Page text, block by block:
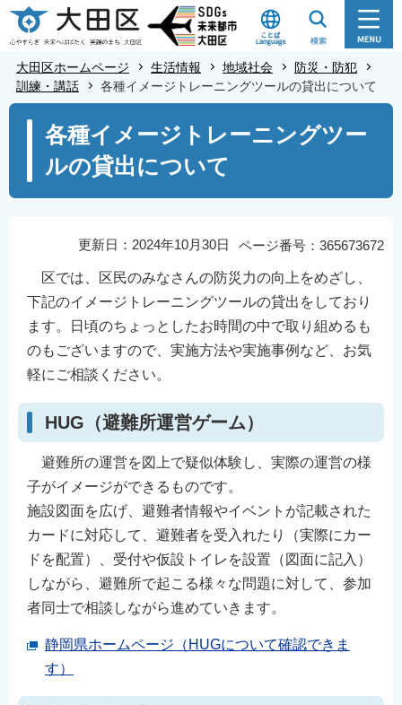
こ
の
ジ
大田区ホームページ 生活情報 地域社会
防災・防犯
訓練・講話
各種イメージトレーニングツールの貸出について
各種イメージトレーニングツー
ルの貸出について
ページ番号：365673672
更新日：2024年10月30日
区では、区民のみなさんの防災力の向上をめざし、
下記のイメージトレーニングツールの貸出をしており
ます。日頃のちょっとしたお時間の中で取り組めるも
のもございますので、実施方法や実施事例など、お気
軽にご相談ください。
HUG（避難所運営ゲーム）
避難所の運営を図上で疑似体験し、実際の運営の様
子がイメージができるものです。
施設図面を広げ、避難者情報やイベントが記載された
カードに対応して、避難者を受入れたり（実際にカー
ドを配置）、受付や仮設トイレを設置（図面に記入）
しながら、避難所で起こる様々な問題に対して、参加
者同士で相談しながら進めていきます。
静岡県ホームページ（HUGについて確認できま
す）